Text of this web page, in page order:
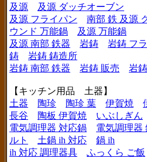
及源
及源 ダッチオーブン
及源 フライパン
南部 鉄 及源
ウンド 万能鍋
及源 万能鍋
及源 南部 鉄器
岩鋳 岩鋳 フ
鋳
岩鋳 鋳造所
岩鋳 南部 鉄器
岩鋳 販売 岩
【キッチン用品 土器】
土器
陶珍 陶珍 葉 伊賀焼
長谷
陶板 伊賀焼
いぶしぎん
電気調理器 対応鍋
電気調理器
ルト
土鍋 ih 対応
鍋 ih
ih 対応 調理器具
ふっくら ご飯